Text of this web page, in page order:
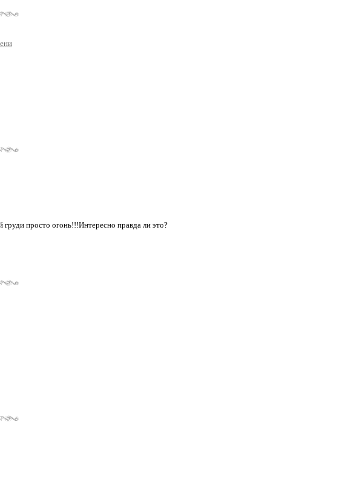
просто огонь!!!Интересно правда ли это?